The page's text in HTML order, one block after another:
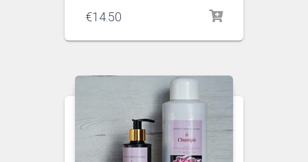
€14.50